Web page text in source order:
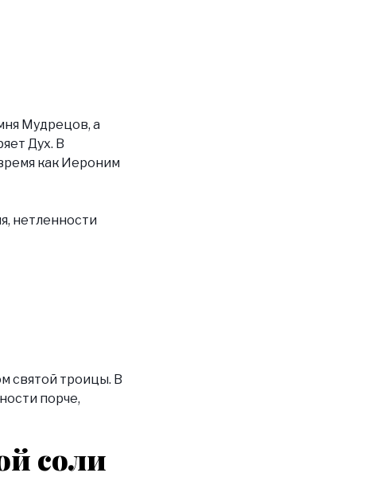
Мудрецов, а
Дух. В
как Иероним
нетленности
святой троицы. В
порче,
соли